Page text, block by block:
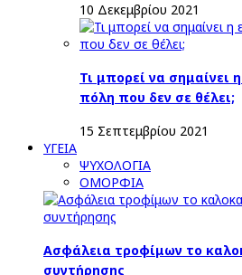
10 Δεκεμβρίου 2021
Τι μπορεί να σημαίνει
πόλη που δεν σε θέλει;
15 Σεπτεμβρίου 2021
ΥΓΕΙΑ
ΨΥΧΟΛΟΓΙΑ
ΟΜΟΡΦΙΑ
Ασφάλεια τροφίμων το
συντήρησης